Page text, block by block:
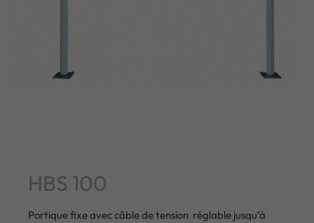
HBS 100
Portique fixe avec câble de tension réglable jusqu’à